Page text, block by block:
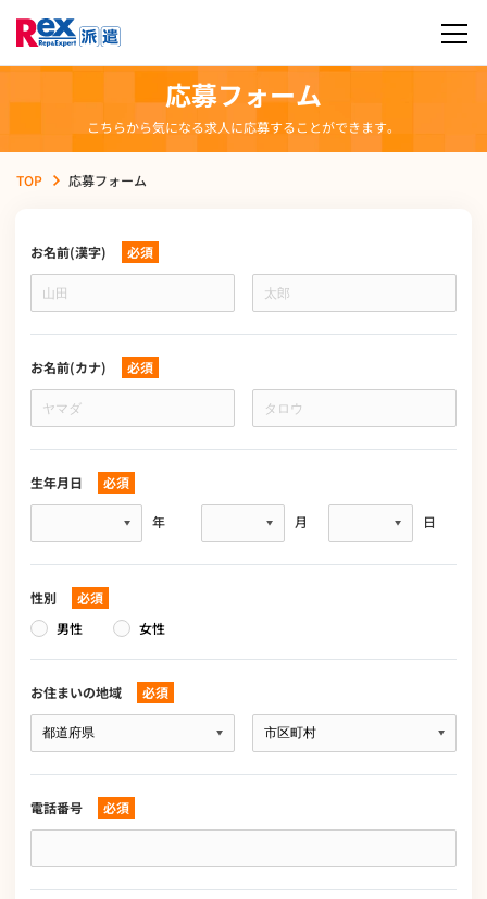
応募フォーム
こちらから気になる求人に応募することができます。
TOP 応募フォーム
お名前(漢字)
必須
お
前
(漢
お名前(カナ)
必須
お
前
(カ
生年月日
必須
生
月
日
年 月 日
性別
必須
男性
女性
お住まいの地域
必須
お
ま
い
地
域
電話番号
必須
電
番
号